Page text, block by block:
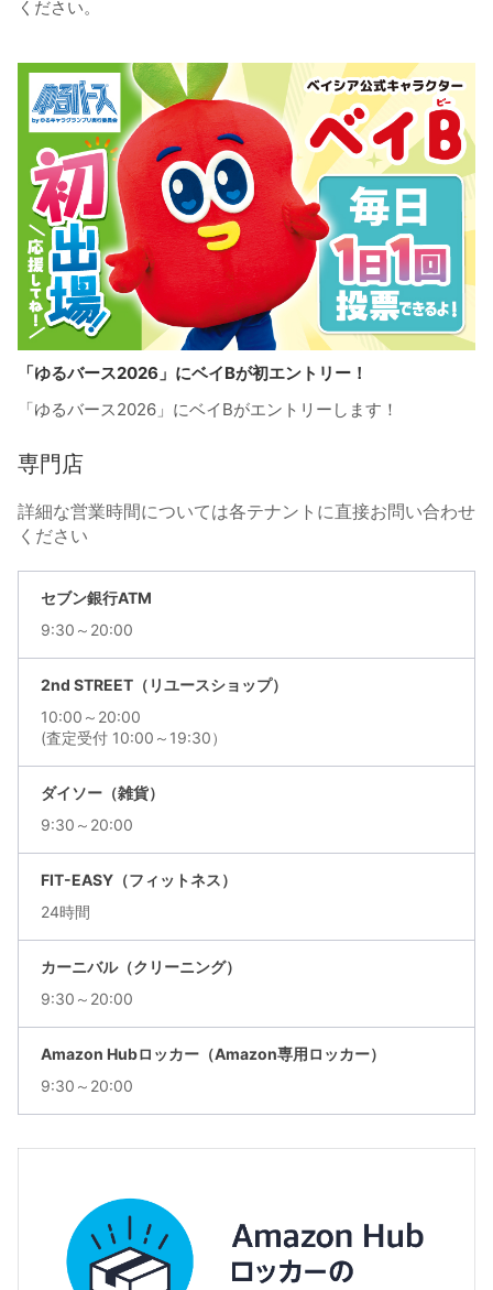
ください。
「ゆるバース2026」にベイBが初エントリー！
「ゆるバース2026」にベイBがエントリーします！
専門店
詳細な営業時間については各テナントに直接お問い合わせ
ください
セブン銀行ATM
9:30～20:00
2nd STREET（リユースショップ）
10:00～20:00
(査定受付 10:00～19:30）
ダイソー（雑貨）
9:30～20:00
FIT-EASY（フィットネス）
24時間
カーニバル（クリーニング）
9:30～20:00
Amazon Hubロッカー（Amazon専用ロッカー）
9:30～20:00